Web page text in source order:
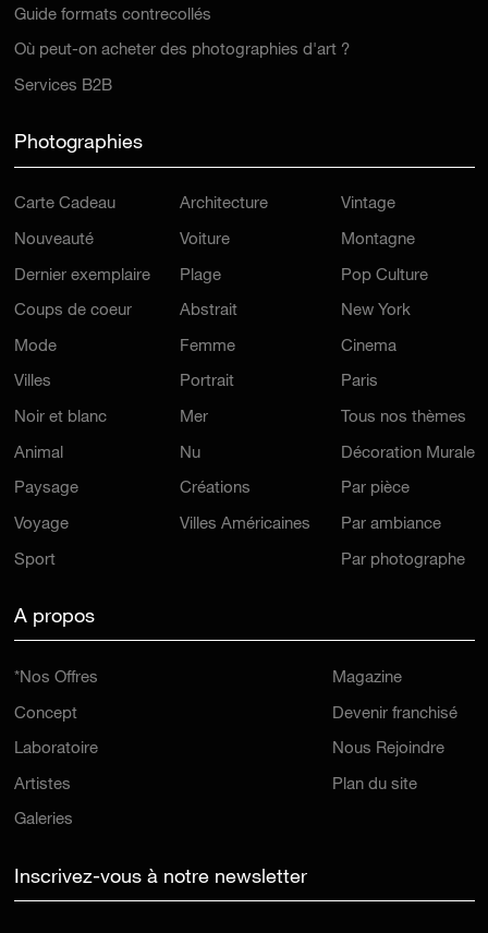
Guide formats contrecollés
Où peut-on acheter des photographies d'art ?
Services B2B
Photographies
Carte Cadeau
Nouveauté
Dernier exemplaire
Coups de coeur
Mode
Villes
Noir et blanc
Animal
Paysage
Voyage
Sport
Architecture
Voiture
Plage
Abstrait
Femme
Portrait
Mer
Nu
Créations
Villes Américaines
Vintage
Montagne
Pop Culture
New York
Cinema
Paris
Tous nos thèmes
Décoration Murale
Par pièce
Par ambiance
Par photographe
A propos
*Nos Offres
Concept
Laboratoire
Artistes
Galeries
Magazine
Devenir franchisé
Nous Rejoindre
Plan du site
Inscrivez-vous à notre newsletter